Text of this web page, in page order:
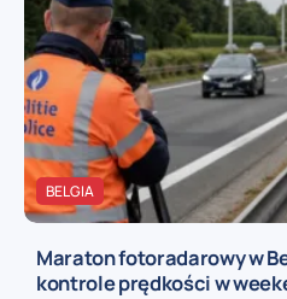
BELGIA
Maraton fotoradarowy w
kontrole prędkości w